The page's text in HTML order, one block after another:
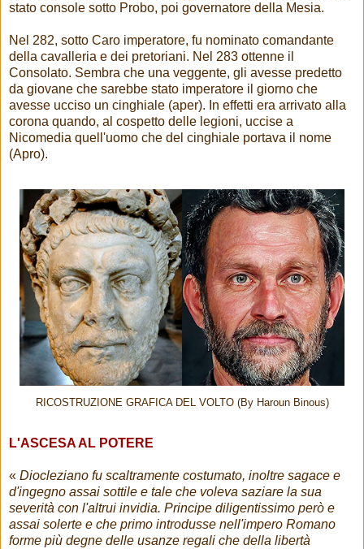
stato console sotto Probo, poi governatore della Mesia.
Nel 282, sotto Caro imperatore, fu nominato comandante
della cavalleria e dei pretoriani. Nel 283 ottenne il
Consolato. Sembra che una veggente, gli avesse predetto
da giovane che sarebbe stato imperatore il giorno che
avesse ucciso un cinghiale (aper). In effetti era arrivato alla
corona quando, al cospetto delle legioni, uccise a
Nicomedia quell'uomo che del cinghiale portava il nome
(Apro).
RICOSTRUZIONE GRAFICA DEL VOLTO (By Haroun Binous)
L'ASCESA AL POTERE
« Diocleziano fu scaltramente costumato, inoltre sagace e
d'ingegno assai sottile e tale che voleva saziare la sua
severità con l'altrui invidia. Principe diligentissimo però e
assai solerte e che primo introdusse nell'impero Romano
forme più degne delle usanze regali che della libertà